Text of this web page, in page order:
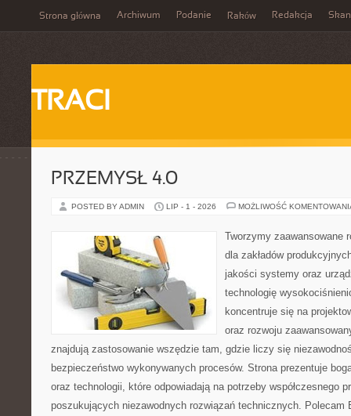
Strona główna Archiwum Podanie Raków Redakcja
TRACI
PRZEMYSŁ 4.0
POSTED BY ADMIN LIP - 1 - 2026 MOŻLIWOŚĆ
Tworzymy zaawansowane
dla zakładów
jakości systemy oraz
technologię
koncentruje się na
oraz rozwoju
znajdują zastosowanie wszędzie tam, gdzie liczy się
bezpieczeństwo wykonywanych procesów. Strona prezentuje
oraz technologii, które odpowiadają na potrzeby współczesnego
poszukujących niezawodnych rozwiązań technicznych. Polecam